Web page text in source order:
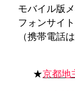
モバイル版
フォンサイ
（携帯電話は
★京都地